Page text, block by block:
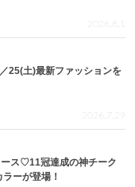
2026.8.1
25(土)最新ファッションを
2026.7.29
ース♡11冠達成の神チーク
ーが登場！